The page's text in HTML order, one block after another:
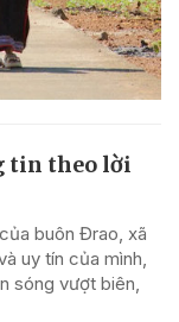
tin theo lời
buôn Đrao, xã
uy tín của mình,
sóng vượt biên,